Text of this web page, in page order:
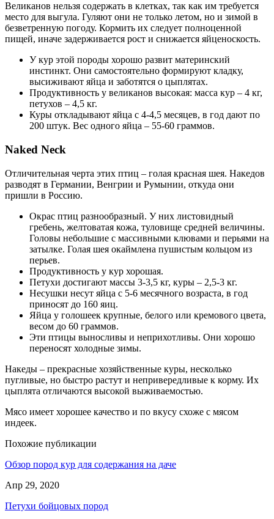
Великанов нельзя содержать в клетках, так как им требуется
место для выгула. Гуляют они не только летом, но и зимой в
безветренную погоду. Кормить их следует полноценной
пищей, иначе задерживается рост и снижается яйценоскость.
У кур этой породы хорошо развит материнский
инстинкт. Они самостоятельно формируют кладку,
высиживают яйца и заботятся о цыплятах.
Продуктивность у великанов высокая: масса кур – 4 кг,
петухов – 4,5 кг.
Куры откладывают яйца с 4-4,5 месяцев, в год дают по
200 штук. Вес одного яйца – 55-60 граммов.
Naked Neck
Отличительная черта этих птиц – голая красная шея. Накедов
разводят в Германии, Венгрии и Румынии, откуда они
пришли в Россию.
Окрас птиц разнообразный. У них листовидный
гребень, желтоватая кожа, туловище средней величины.
Головы небольшие с массивными клювами и перьями на
затылке. Голая шея окаймлена пушистым кольцом из
перьев.
Продуктивность у кур хорошая.
Петухи достигают массы 3-3,5 кг, куры – 2,5-3 кг.
Несушки несут яйца с 5-6 месячного возраста, в год
приносят до 160 яиц.
Яйца у голошеек крупные, белого или кремового цвета,
весом до 60 граммов.
Эти птицы выносливы и неприхотливы. Они хорошо
переносят холодные зимы.
Накеды – прекрасные хозяйственные куры, несколько
пугливые, но быстро растут и непривередливые к корму. Их
цыплята отличаются высокой выживаемостью.
Мясо имеет хорошее качество и по вкусу схоже с мясом
индеек.
Похожие публикации
Обзор пород кур для содержания на даче
Апр 29, 2020
Петухи бойцовых пород